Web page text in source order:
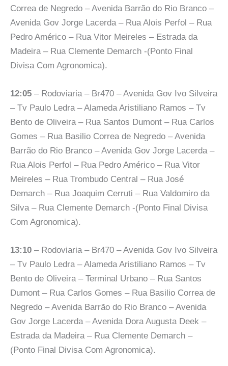
Correa de Negredo – Avenida Barrão do Rio Branco –
Avenida Gov Jorge Lacerda – Rua Alois Perfol – Rua
Pedro Américo – Rua Vitor Meireles – Estrada da
Madeira – Rua Clemente Demarch -(Ponto Final
Divisa Com Agronomica).
12:05 – Rodoviaria – Br470 – Avenida Gov Ivo Silveira
– Tv Paulo Ledra – Alameda Aristiliano Ramos – Tv
Bento de Oliveira – Rua Santos Dumont – Rua Carlos
Gomes – Rua Basilio Correa de Negredo – Avenida
Barrão do Rio Branco – Avenida Gov Jorge Lacerda –
Rua Alois Perfol – Rua Pedro Américo – Rua Vitor
Meireles – Rua Trombudo Central – Rua José
Demarch – Rua Joaquim Cerruti – Rua Valdomiro da
Silva – Rua Clemente Demarch -(Ponto Final Divisa
Com Agronomica).
13:10 – Rodoviaria – Br470 – Avenida Gov Ivo Silveira
– Tv Paulo Ledra – Alameda Aristiliano Ramos – Tv
Bento de Oliveira – Terminal Urbano – Rua Santos
Dumont – Rua Carlos Gomes – Rua Basilio Correa de
Negredo – Avenida Barrão do Rio Branco – Avenida
Gov Jorge Lacerda – Avenida Dora Augusta Deek –
Estrada da Madeira – Rua Clemente Demarch –
(Ponto Final Divisa Com Agronomica).